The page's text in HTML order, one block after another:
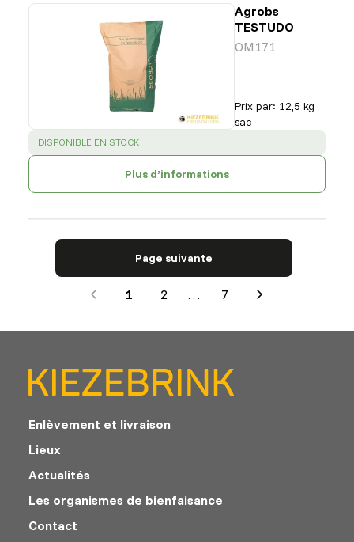
Agrobs
TESTUDO
OM171
Prix par: 12,5 kg
sac
SUCCESS:
DISPONIBLE EN STOCK
Plus d’informations
Page suivante
1 2 … 7
Next
Enlèvement et livraison
Lieux
Actualités
Les organismes de bienfaisance
Contact